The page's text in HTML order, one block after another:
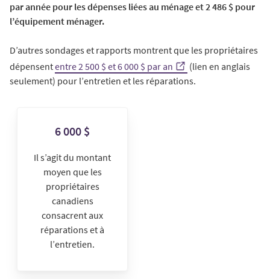
par année pour les dépenses liées au ménage et 2 486 $ pour
l’équipement ménager.
D’autres sondages et rapports montrent que les propriétaires
dépensententre 2 500 $ et 6 000 $ par an
(lien en anglais
seulement) pour l’entretien et les réparations.
6 000 $
Il s’agit du montant
moyen que les
propriétaires
canadiens
consacrent aux
réparations et à
l’entretien.